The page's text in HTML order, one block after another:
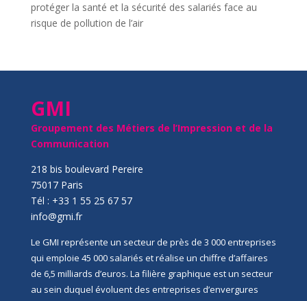
protéger la santé et la sécurité des salariés face au
risque de pollution de l’air
GMI
Groupement des Métiers de l’Impression et de la
Communication
218 bis boulevard Pereire
75017 Paris
Tél : +33 1 55 25 67 57
info@gmi.fr
Le GMI représente un secteur de près de 3 000 entreprises
qui emploie 45 000 salariés et réalise un chiffre d’affaires
de 6,5 milliards d’euros. La filière graphique est un secteur
au sein duquel évoluent des entreprises d’envergures